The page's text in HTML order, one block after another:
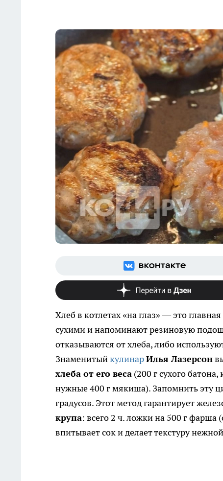
Хлеб в котлетах «на глаз» — это
сухими и напоминают резиновую
отказываются от хлеба, либо
ЗнаменитыйкулинарИлья Лазерсон
хлеба от его веса (200 г сухого
нужные 400 г мякиша). Запомнить эту
градусов. Этот метод гарантирует
крупа: всего 2 ч. ложки на 500 г фарша
впитывает сок и делает текстуру